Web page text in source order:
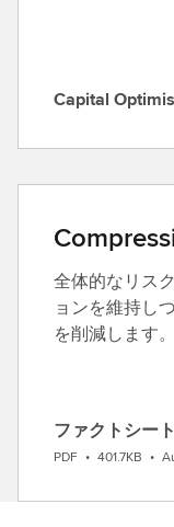
O
p
m
s
a
i
o
つ
い
詳
C
i
a
O
p
i
s
t
Capital
全体的なリス
ョンを維持し
を削減します。
D
o
w
ファクトシー
PDF • 401.7KB •